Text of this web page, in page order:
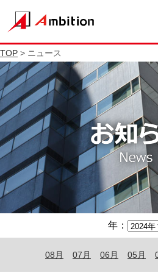
TOP > ニュース
年：
08月 07月 06月 05月